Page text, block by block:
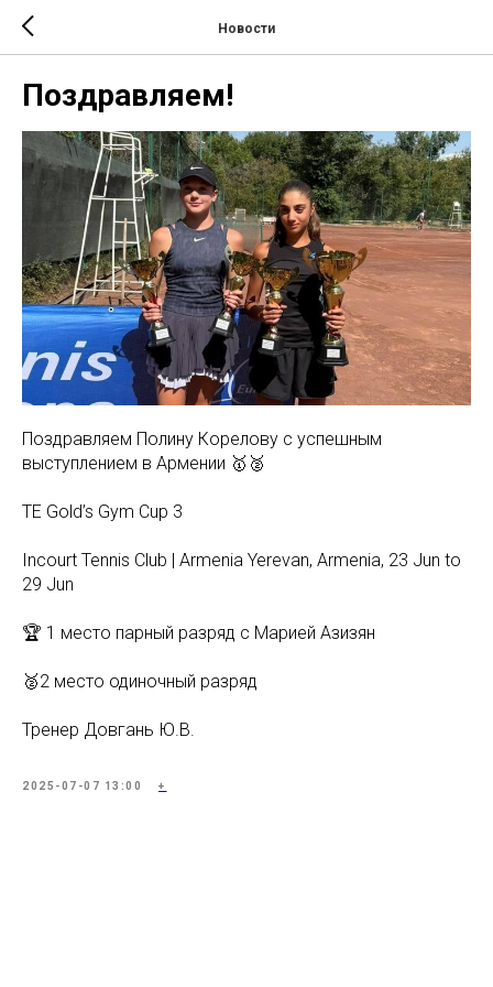
Новости
Поздравляем!
Поздравляем Полину Корелову с успешным
выступлением в Армении 🥇🥈
TE Gold’s Gym Cup 3
Incourt Tennis Club | Armenia Yerevan, Armenia, 23 Jun to
29 Jun
🏆 1 место парный разряд с Марией Азизян
🥈2 место одиночный разряд
Тренер Довгань Ю.В.
2025-07-07 13:00 +